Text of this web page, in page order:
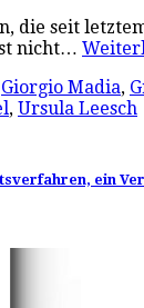
die seit
nicht…
Giorgio Madia,
, Ursula Leesch
ein